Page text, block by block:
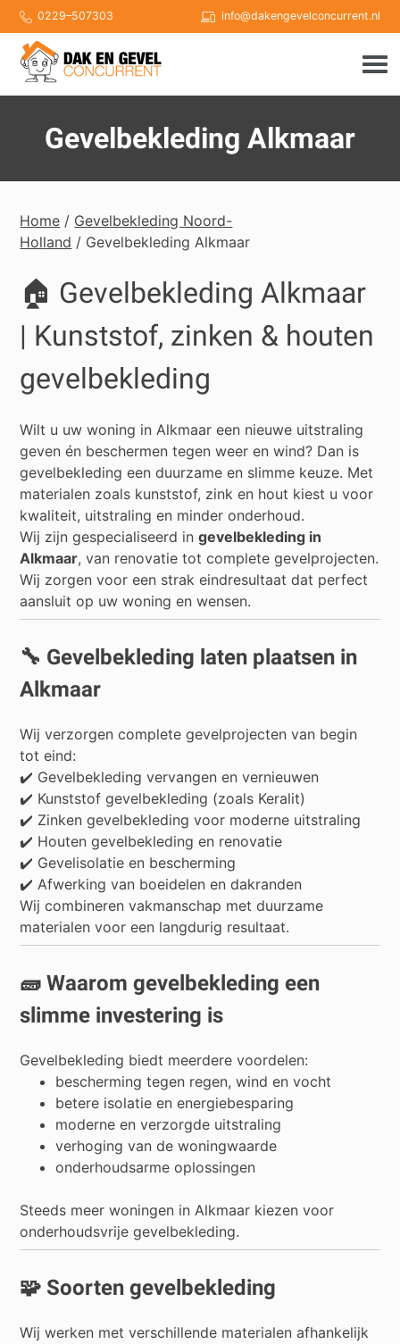
Skip
to
content
0229–507303 info@dakengevelconcurrent.nl
Gevelbekleding Alkmaar
Home / Gevelbekleding Noord-
Holland / Gevelbekleding Alkmaar
🏠 Gevelbekleding Alkmaar
| Kunststof, zinken & houten
gevelbekleding
Wilt u uw woning inAlkmaar een nieuwe uitstraling
geven én beschermen tegen weer en wind? Dan is
gevelbekleding een duurzame en slimme keuze. Met
materialen zoals kunststof, zink en hout kiest u voor
kwaliteit, uitstraling en minder onderhoud.
Wij zijn gespecialiseerd ingevelbekleding in
Alkmaar, van renovatie tot complete gevelprojecten.
Wij zorgen voor een strak eindresultaat dat perfect
aansluit op uw woning en wensen.
🔧 Gevelbekleding laten plaatsen in
Alkmaar
Wij verzorgen complete gevelprojecten van begin
tot eind:
✔️ Gevelbekleding vervangen en vernieuwen
✔️ Kunststof gevelbekleding (zoals Keralit)
✔️ Zinken gevelbekleding voor moderne uitstraling
✔️ Houten gevelbekleding en renovatie
✔️ Gevelisolatie en bescherming
✔️ Afwerking van boeidelen en dakranden
Wij combineren vakmanschap met duurzame
materialen voor een langdurig resultaat.
🧱 Waarom gevelbekleding een
slimme investering is
Gevelbekleding biedt meerdere voordelen:
bescherming tegen regen, wind en vocht
betere isolatie en energiebesparing
moderne en verzorgde uitstraling
verhoging van de woningwaarde
onderhoudsarme oplossingen
Steeds meer woningen in Alkmaar kiezen voor
onderhoudsvrije gevelbekleding.
🧩 Soorten gevelbekleding
Wij werken met verschillende materialen afhankelijk